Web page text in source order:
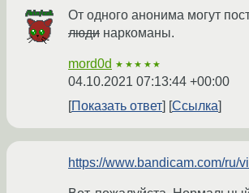
От одного анонима могут
люди наркоманы.
mord0d ★★★★★
04.10.2021 07:13:44 +00:00
Показать ответ
Ссылка
https://www.bandicam.com/ru/